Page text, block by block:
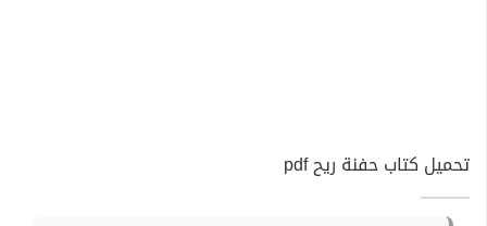
تحميل كتاب حفنة ريح pdf